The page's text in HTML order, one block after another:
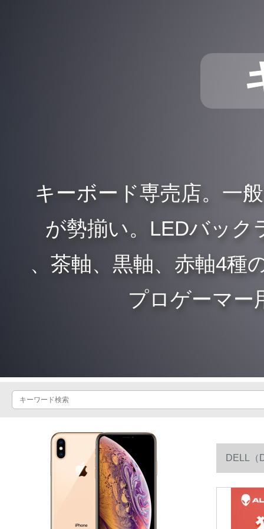
キーボード専売店。一
が勢揃い。LEDバック
、茶軸、黒軸、赤軸4種
プロゲーマー
DELL（
マルチメ